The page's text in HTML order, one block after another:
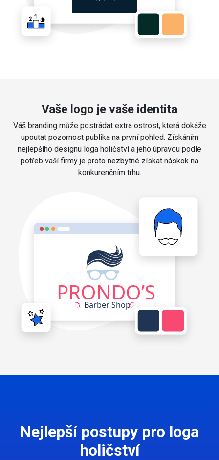
Vaše logo je vaše identita
Váš branding může postrádat extra ostrost, která dokáže
upoutat pozornost publika na první pohled. Získáním
nejlepšího designu loga holičství a jeho úpravou podle
potřeb vaší firmy je proto nezbytné získat náskok na
konkurenčním trhu.
Nejlepší postupy pro loga
holičství